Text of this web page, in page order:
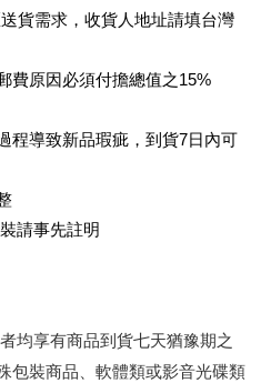
貨需求，收貨人地址請填台灣
費原因必須付擔總值之15%
程導致新品瑕疵，到貨7日內可
請事先註明
均享有商品到貨七天猶豫期之
包裝商品、軟體類或影音光碟類